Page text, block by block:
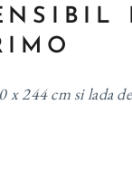
244 cm si lada